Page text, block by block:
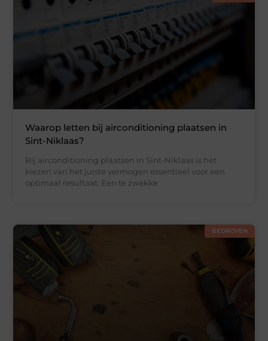
Waarop letten bij airconditioning plaatsen in
Sint-Niklaas?
Bij airconditioning plaatsen in Sint-Niklaas is het
kiezen van het juiste vermogen essentieel voor een
optimaal resultaat. Een te zwakke
BEDRIJVEN